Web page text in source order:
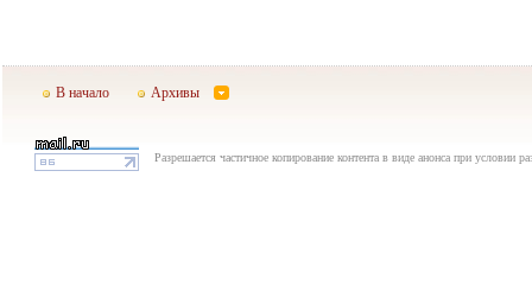
В начало Архивы
Разрешается частичное копирование контента в виде анонса при условии